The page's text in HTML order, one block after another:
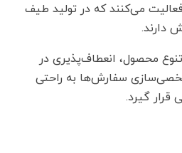
می‌کنند که در تولید طیف
دارند.
محصول، انعطاف‌پذیری در
شخصی‌سازی سفارش‌ها به ‌راحتی
قرار گیرد.